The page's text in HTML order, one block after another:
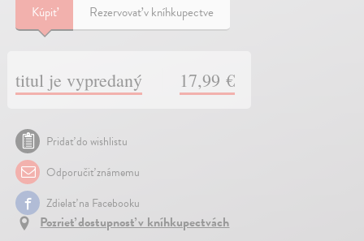
Kúpiť Rezervovať v kníhkupectve
titul je vypredaný 17,99 €
Pridať do wishlistu
Odporučiť známemu
Zdielať na Facebooku
Pozrieť dostupnosť v kníhkupectvách